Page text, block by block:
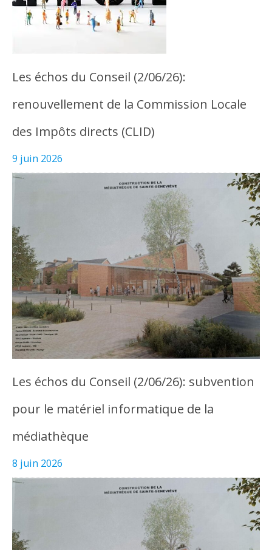
Les échos du Conseil (2/06/26):
renouvellement de la Commission Locale
des Impôts directs (CLID)
9 juin 2026
Les échos du Conseil (2/06/26): subvention
pour le matériel informatique de la
médiathèque
8 juin 2026